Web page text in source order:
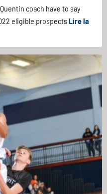
coach have to say
eligible prospectsLire la